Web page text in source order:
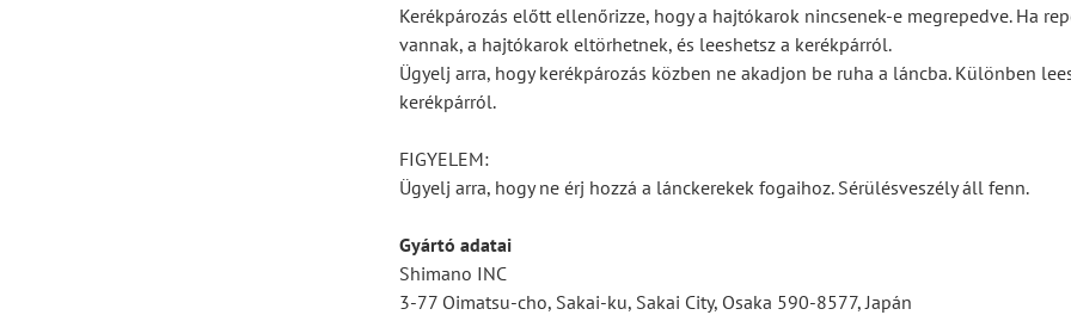
Kerékpározás előtt ellenőrizze, hogy a hajtókarok nincsenek-e megrepedve. Ha
vannak, a hajtókarok eltörhetnek, és leeshetsz a kerékpárról.
Ügyelj arra, hogy kerékpározás közben ne akadjon be ruha a láncba. Különben
kerékpárról.
FIGYELEM:
Ügyelj arra, hogy ne érj hozzá a lánckerekek fogaihoz. Sérülésveszély áll fenn.
Gyártó adatai
Shimano INC
3-77 Oimatsu-cho, Sakai-ku, Sakai City, Osaka 590-8577, Japán